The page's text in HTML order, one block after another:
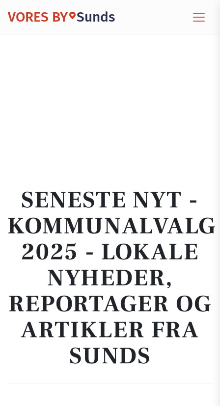
VORES BY Sunds
SENESTE NYT -
KOMMUNALVALG
2025 - LOKALE
NYHEDER,
REPORTAGER OG
ARTIKLER FRA
SUNDS